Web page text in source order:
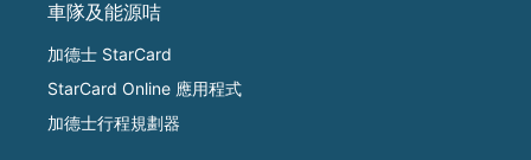
車隊及能源咭
加德士 StarCard
StarCard Online 應用程式
加德士行程規劃器